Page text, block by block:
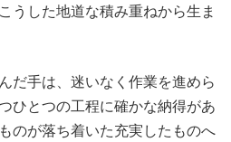
うした地道な積み重ねから生ま
だ手は、迷いなく作業を進めら
ひとつの工程に確かな納得があ
のが落ち着いた充実したものへ